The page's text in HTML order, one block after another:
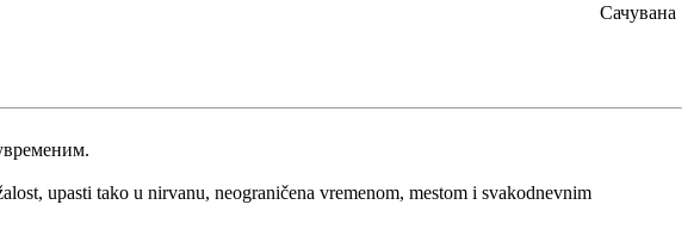
Сачувана
upasti tako u nirvanu, neograničena vremenom, mestom i svakodnevnim